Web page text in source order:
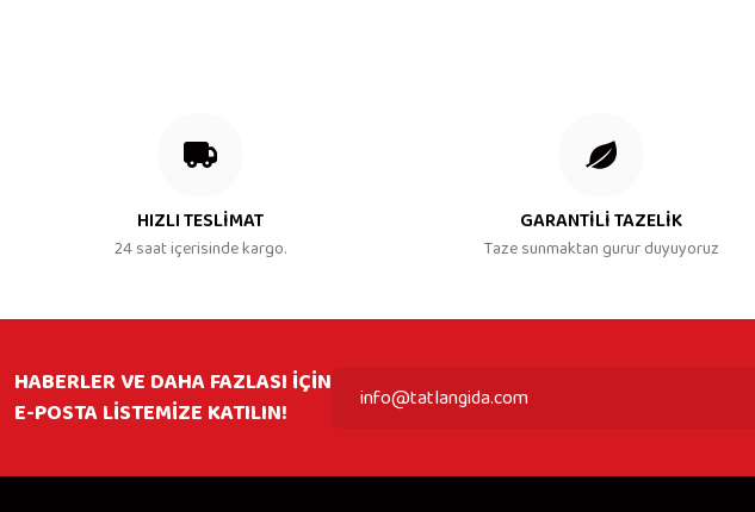
HIZLI TESLİMAT
24 saat içerisinde kargo.
GARANTİLİ TAZELİK
Taze sunmaktan gurur duyuyoruz
HABERLER VE DAHA FAZLASI İÇİN
E-POSTA LİSTEMİZE KATILIN!